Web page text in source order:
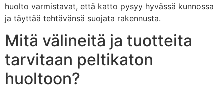
huolto varmistavat, että katto pysyy hyvässä kunnossa
ja täyttää tehtävänsä suojata rakennusta.
Mitä välineitä ja tuotteita
tarvitaan peltikaton
huoltoon?